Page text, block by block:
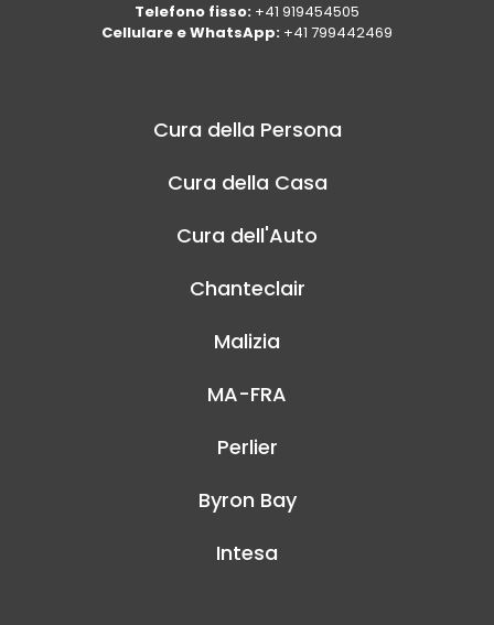
Telefono fisso: +41 919454505
Cellulare e WhatsApp: +41 799442469
Cura della Persona
Cura della Casa
Cura dell'Auto
Chanteclair
Malizia
MA-FRA
Perlier
Byron Bay
Intesa